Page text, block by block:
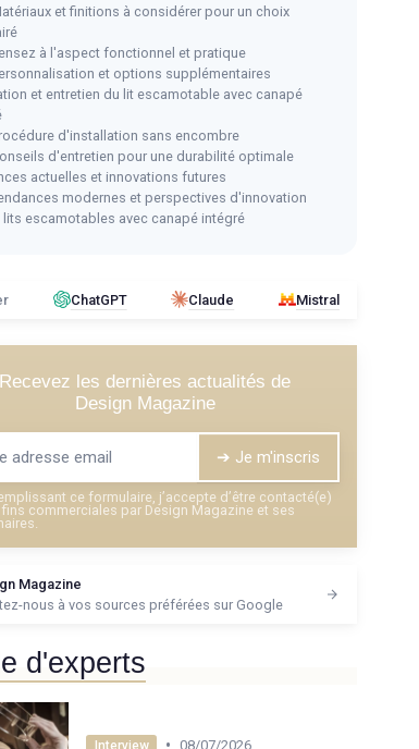
Lit Mural Rabattable Kento
＋ Design élégant en chêne naturel
＋ Fabriqué en Italie
★★★★★
★★★★★ 4,1/5 — 27 avis
Voir l'offre
et finitions à considérer pour un choix
à l'aspect fonctionnel et pratique
et options supplémentaires
et entretien du lit escamotable avec canapé
d'installation sans encombre
d'entretien pour une durabilité optimale
actuelles et innovations futures
modernes et perspectives d'innovation
lits escamotables avec canapé intégré
ChatGPT Claude Mistral
Recevez les dernières actualités de
Design Magazine
➔ Je m'inscris
ce formulaire, j’accepte d’être contacté(e)
fins commerciales par Design Magazine et ses
Magazine
nous à vos sources préférées sur Google
d'experts
Interview
08/07/2026